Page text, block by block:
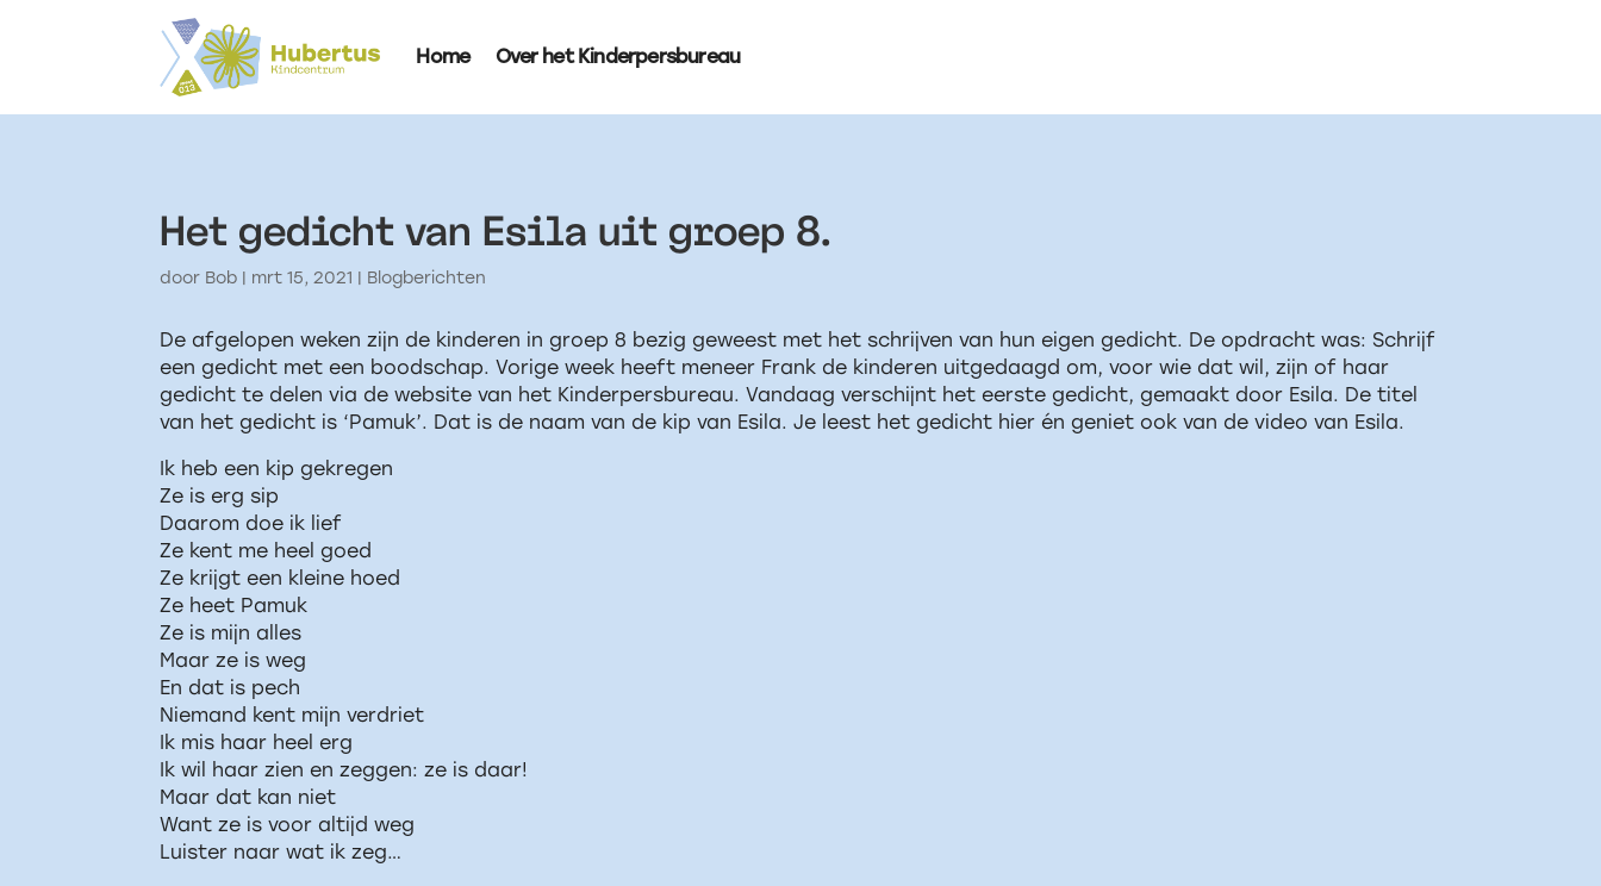
Home Over het Kinderpersbureau
Het gedicht van Esila uit groep 8.
door Bob | mrt 15, 2021 | Blogberichten
De afgelopen weken zijn de kinderen in groep 8 bezig geweest met het schrijven van hun eigen gedicht. De opdracht was: Schrijf
een gedicht met een boodschap. Vorige week heeft meneer Frank de kinderen uitgedaagd om, voor wie dat wil, zijn of haar
gedicht te delen via de website van het Kinderpersbureau. Vandaag verschijnt het eerste gedicht, gemaakt door Esila. De titel
van het gedicht is ‘Pamuk’. Dat is de naam van de kip van Esila. Je leest het gedicht hier én geniet ook van de video van Esila.
Ik heb een kip gekregen
Ze is erg sip
Daarom doe ik lief
Ze kent me heel goed
Ze krijgt een kleine hoed
Ze heet Pamuk
Ze is mijn alles
Maar ze is weg
En dat is pech
Niemand kent mijn verdriet
Ik mis haar heel erg
Ik wil haar zien en zeggen: ze is daar!
Maar dat kan niet
Want ze is voor altijd weg
Luister naar wat ik zeg…